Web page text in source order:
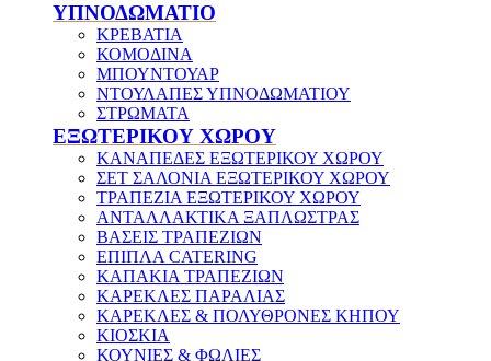
ΥΠΝΟΔΩΜΑΤΙΟ
ΚΡΕΒΑΤΙΑ
ΚΟΜΟΔΙΝΑ
ΜΠΟΥΝΤΟΥΑΡ
ΝΤΟΥΛΑΠΕΣ ΥΠΝΟΔΩΜΑΤΙΟΥ
ΣΤΡΩΜΑΤΑ
ΕΞΩΤΕΡΙΚΟΥ ΧΩΡΟΥ
ΚΑΝΑΠΕΔΕΣ ΕΞΩΤΕΡΙΚΟΥ ΧΩΡΟΥ
ΣΕΤ ΣΑΛΟΝΙΑ ΕΞΩΤΕΡΙΚΟΥ ΧΩΡΟΥ
ΤΡΑΠΕΖΙΑ ΕΞΩΤΕΡΙΚΟΥ ΧΩΡΟΥ
ΑΝΤΑΛΛΑΚΤΙΚΑ ΞΑΠΛΩΣΤΡΑΣ
ΒΑΣΕΙΣ ΤΡΑΠΕΖΙΩΝ
ΕΠΙΠΛΑ CATERING
ΚΑΠΑΚΙΑ ΤΡΑΠΕΖΙΩΝ
ΚΑΡΕΚΛΕΣ ΠΑΡΑΛΙΑΣ
ΚΑΡΕΚΛΕΣ & ΠΟΛΥΘΡΟΝΕΣ ΚΗΠΟΥ
ΚΙΟΣΚΙΑ
ΚΟΥΝΙΕΣ & ΦΩΛΙΕΣ